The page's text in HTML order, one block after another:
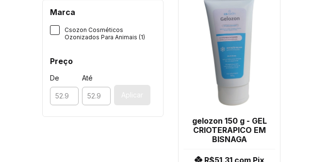
Marca
Csozon Cosméticos
Ozonizados Para Animais (1)
Preço
De Até
Aplicar
gelozon 150 g - GEL
CRIOTERAPICO EM
BISNAGA